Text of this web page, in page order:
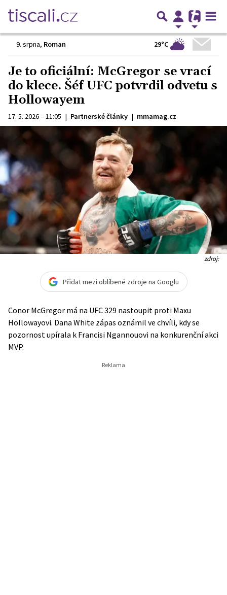
9. srpna, Roman 29°C
Je to oficiální: McGregor se vrací
do klece. Šéf UFC potvrdil odvetu s
Hollowayem
17. 5. 2026 – 11:05 | Partnerské články | mmamag.cz
zdroj:
Přidat mezi oblíbené zdroje na Googlu
Conor McGregor má na UFC 329 nastoupit proti Maxu
Hollowayovi. Dana White zápas oznámil ve chvíli, kdy se
pozornost upírala k Francisi Ngannouovi na konkurenční akci
MVP.